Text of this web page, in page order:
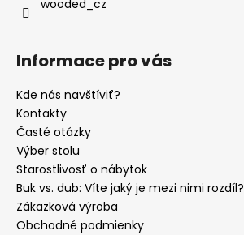
wooded_cz
Informace pro vás
Kde nás navštíviť?
Kontakty
Časté otázky
Výber stolu
Starostlivosť o nábytok
Buk vs. dub: Víte jaký je mezi nimi rozdíl?
Zákazková výroba
Obchodné podmienky